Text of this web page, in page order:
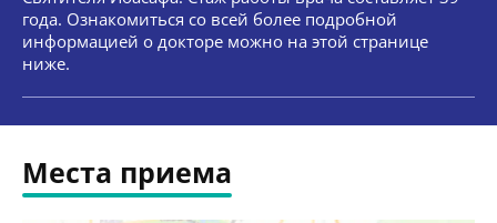
года. Ознакомиться со всей более подробной
информацией о докторе можно на этой странице
ниже.
Места приема